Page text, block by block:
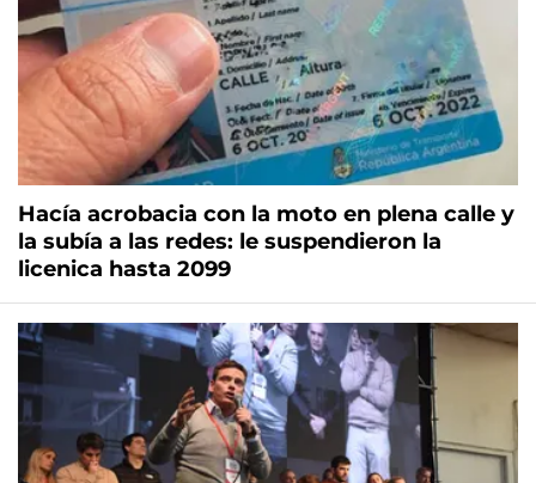
Hacía acrobacia con la moto en plena calle y
la subía a las redes: le suspendieron la
licenica hasta 2099